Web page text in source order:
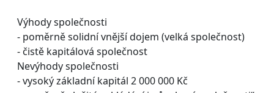
Výhody společnosti
- poměrně solidní vnější dojem (velká společnost)
- čistě kapitálová společnost
Nevýhody společnosti
- vysoký základní kapitál 2 000 000 Kč